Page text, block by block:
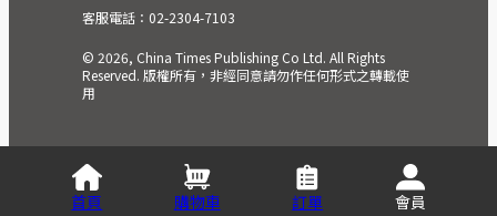
客服電話：02-2304-7103
© 2026, China Times Publishing Co Ltd. All Rights
Reserved. 版權所有，非經同意請勿作任何形式之轉載使
用
首頁 購物車 訂單 會員